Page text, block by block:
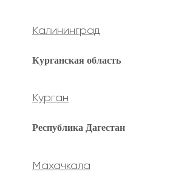
Калининград
Курганская область
Курган
Республика Дагестан
Махачкала